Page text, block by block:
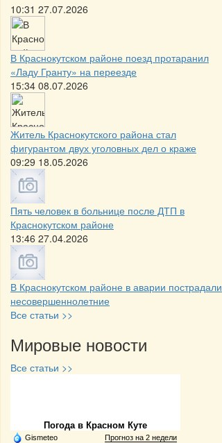
10:31 27.07.2026
В Краснокутском районе поезд протаранил
«Ладу Гранту» на переезде
15:34 08.07.2026
Житель Краснокутского района стал
фигурантом двух уголовных дел о краже
09:29 18.05.2026
Пять человек в больнице после ДТП в
Краснокутском районе
13:46 27.04.2026
В Краснокутском районе в аварии пострадали
несовершеннолетние
Все статьи >>
Мировые новости
Все статьи >>
Погода в Красном Куте
Gismeteo Прогноз на 2 недели